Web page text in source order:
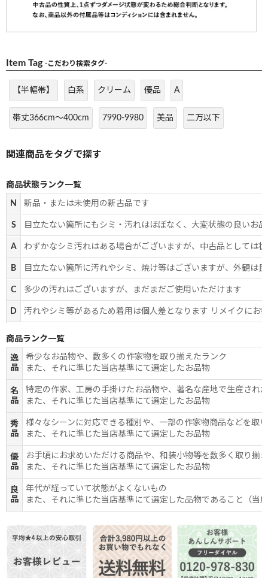
Item Tag -こだわり検索タグ-
【半幅帯】 白系 クリーム 優品 A
帯丈366cm～400cm 7990-9980 美品 二万以下
商品状態ランク一覧
N 新品・または未使用の新古品です
S 目立たない箇所にもシミ・汚れはほぼなく、大変状態の良いお
A わずかなシミ汚れはある場合がございますが、中古品としては
B 目立たない箇所に汚れやシミ、焼け等はございますが、外観は
C 多少の汚れはございますが、まだまだご使用いただけます
D 汚れやシミ等があるため着用は個人差となります リメイクにお
商品ランク一覧
逸
品
希少なお品物や、数多くの作家物を取り揃えたランク
また、それに準じた当店基準にて選定したお品物
名
品
特定の作家、工房の手掛けたお品物や、著名な産地で生産され
また、それに準じた当店基準にて選定したお品物
秀
品
様々なシーンに対応できる種別や、一部の作家物商品などを取
また、それに準じた当店基準にて選定したお品物
優
品
お手頃にお求めいただける商品や、和装小物等を数多く取り揃
また、それに準じた当店基準にて選定したお品物
良
品
年代が経っていて状態がよくないもの
また、それに準じた当店基準にて選定した品物であること（当